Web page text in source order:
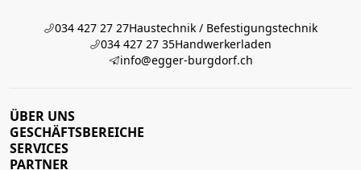
034 427 27 27Haustechnik / Befestigungstechnik
034 427 27 35Handwerkerladen
info@egger-burgdorf.ch
ÜBER UNS
GESCHÄFTSBEREICHE
SERVICES
PARTNER